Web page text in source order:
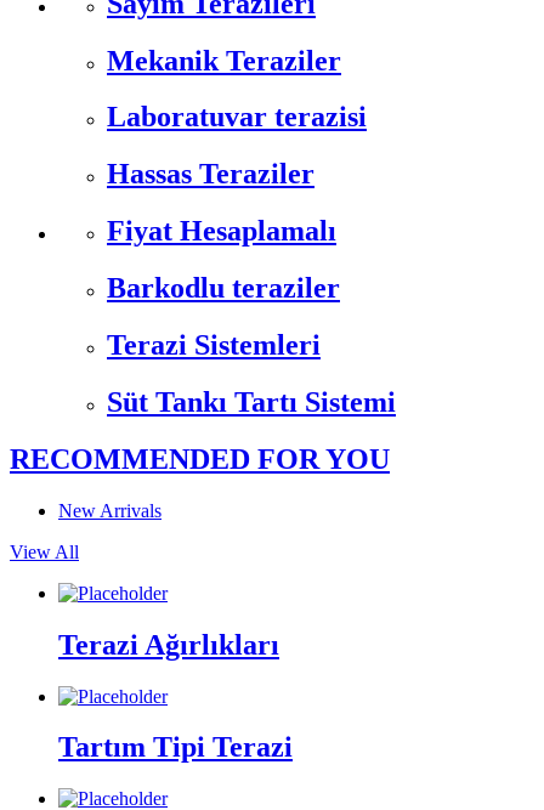
Mekanik Teraziler
Laboratuvar terazisi
Hassas Teraziler
Fiyat Hesaplamalı
Barkodlu teraziler
Terazi Sistemleri
Süt Tankı Tartı Sistemi
RECOMMENDED FOR YOU
New Arrivals
View All
Terazi Ağırlıkları
Tartım Tipi Terazi